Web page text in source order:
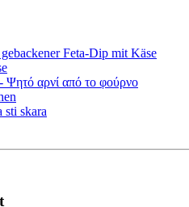
Feta-Dip mit Käse
Ψητό αρνί από το φούρνο
skara